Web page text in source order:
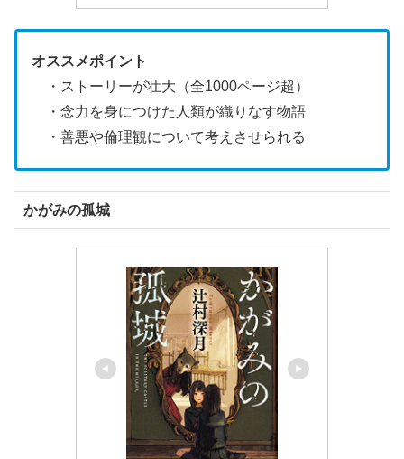
オススメポイント
・ストーリーが壮大（全1000ページ超）
・念力を身につけた人類が織りなす物語
・善悪や倫理観について考えさせられる
かがみの孤城